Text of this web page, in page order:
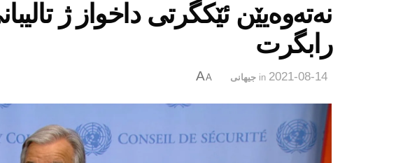
نه‌ته‌وه‌یێن ئێكگرتی داخواز ژ
رابگرت
2021-08-14
in جیهانی A
A